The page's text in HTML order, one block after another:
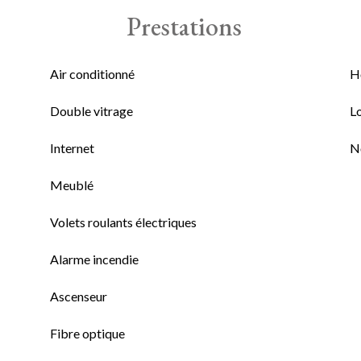
Prestations
Air conditionné
Double vitrage
Internet
Meublé
Volets roulants électriques
Alarme incendie
Ascenseur
Fibre optique